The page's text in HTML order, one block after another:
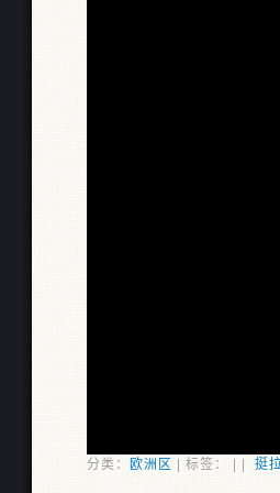
分类： 欧洲区 | 标签： | | 挺